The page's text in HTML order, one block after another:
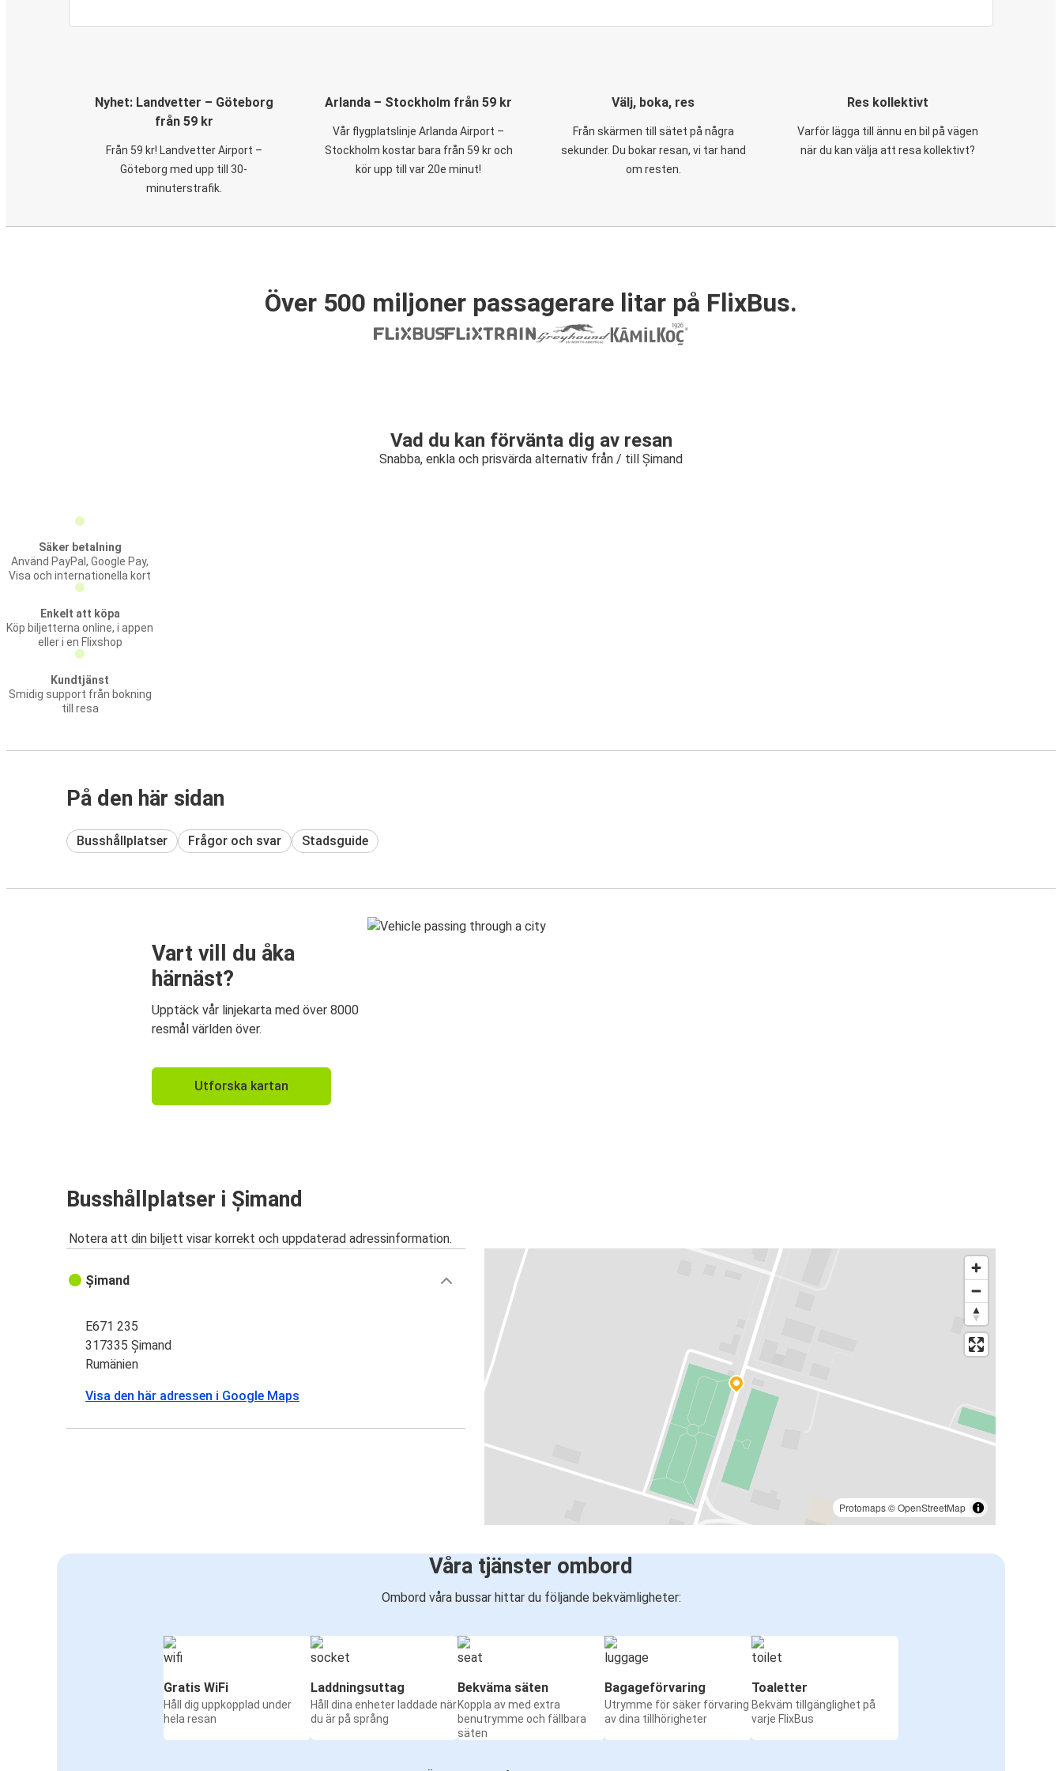
Nyhet: Landvetter – Göteborg
från 59 kr
Från 59 kr! Landvetter Airport –
Göteborg med upp till 30-
minuterstrafik.
Arlanda – Stockholm från 59 kr
Vår flygplatslinje Arlanda Airport –
Stockholm kostar bara från 59 kr och
kör upp till var 20e minut!
Välj, boka, res
Från skärmen till sätet på några
sekunder. Du bokar resan, vi tar hand
om resten.
Res kollektivt
Varför lägga till ännu en bil på vägen
när du kan välja att resa kollektivt?
Över 500 miljoner passagerare litar på FlixBus.
Vad du kan förvänta dig av resan
Snabba, enkla och prisvärda alternativ från / till Șimand
Säker betalning
Använd PayPal, Google Pay,
Visa och internationella kort
Enkelt att köpa
Köp biljetterna online, i appen
eller i en Flixshop
Kundtjänst
Smidig support från bokning
till resa
På den här sidan
Busshållplatser Frågor och svar Stadsguide
Vart vill du åka
härnäst?
Upptäck vår linjekarta med över 8000
resmål världen över.
Utforska kartan
Busshållplatser i Șimand
Notera att din biljett visar korrekt och uppdaterad adressinformation.
Protomaps©OpenStreetMap
Șimand
E671 235
317335 Șimand
Rumänien
Visa den här adressen i Google Maps
Våra tjänster ombord
Ombord våra bussar hittar du följande bekvämligheter:
Gratis WiFi
Håll dig uppkopplad under
hela resan
Laddningsuttag
Håll dina enheter laddade när
du är på språng
Bekväma säten
Koppla av med extra
benutrymme och fällbara
säten
Bagageförvaring
Utrymme för säker förvaring
av dina tillhörigheter
Toaletter
Bekväm tillgänglighet på
varje FlixBus